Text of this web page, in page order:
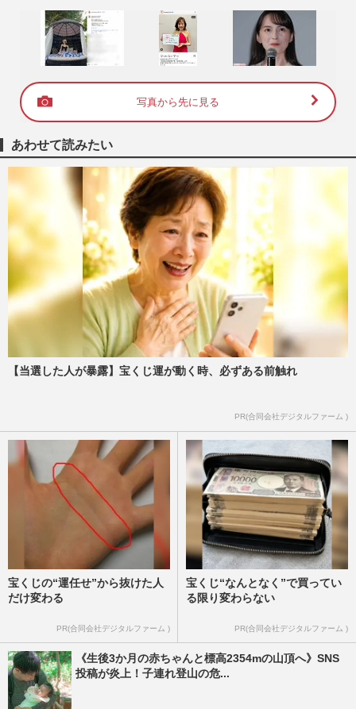
写真から先に見る
あわせて読みたい
【当選した人が暴露】宝くじ運が動く時、必ずある前触れ
PR(合同会社デジタルファーム )
宝くじの“運任せ”から抜けた人
だけ変わる
PR(合同会社デジタルファーム )
宝くじ“なんとなく”で買ってい
る限り変わらない
PR(合同会社デジタルファーム )
《生後3か月の赤ちゃんと標高2354mの山頂へ》SNS
投稿が炎上！子連れ登山の危...